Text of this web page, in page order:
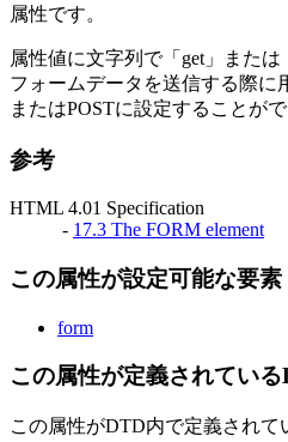
属性です。
属性値に文字列で「get」または
フォームデータを送信する際に
またはPOSTに設定することがで
参考
HTML 4.01 Specification
- 17.3 The FORM element
この属性が設定可能な要素
form
この属性が定義されてい
この属性がDTD内で定義されて